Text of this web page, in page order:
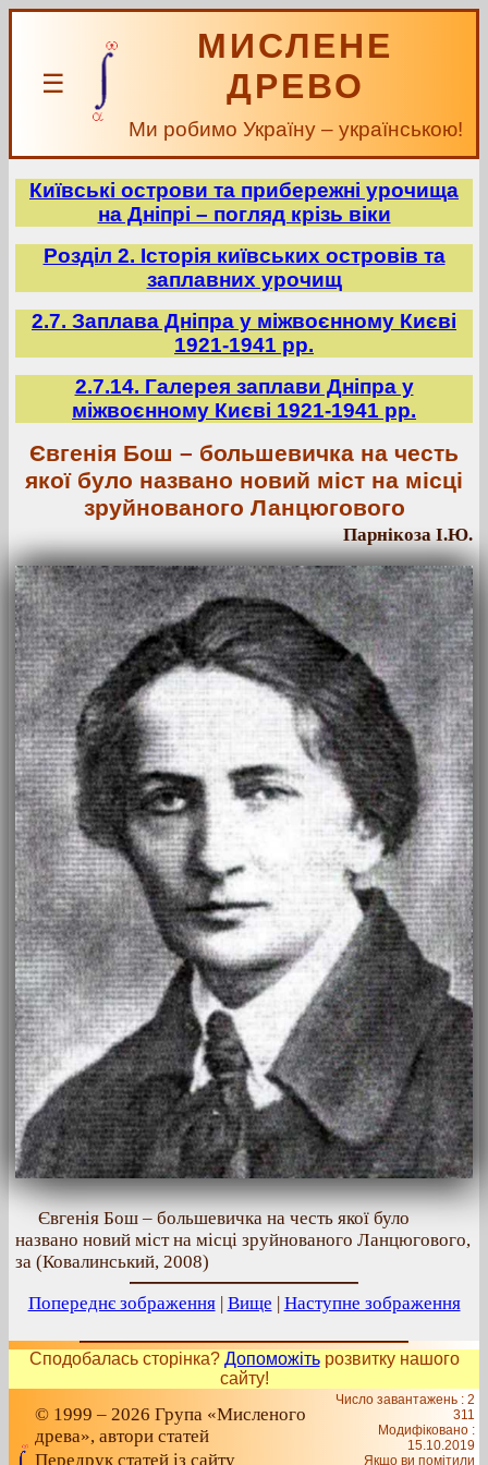
☰
МИСЛЕНЕ
ДРЕВО
Ми робимо Україну – українською!
Київські острови та прибережні урочища
на Дніпрі – погляд крізь віки
Розділ 2. Історія київських островів та
заплавних урочищ
2.7. Заплава Дніпра у міжвоєнному Києві
1921-1941 рр.
2.7.14. Галерея заплави Дніпра у
міжвоєнному Києві 1921-1941 рр.
Євгенія Бош – большевичка на честь
якої було названо новий міст на місці
зруйнованого Ланцюгового
Парнікоза І.Ю.
Євгенія Бош – большевичка на честь якої було
названо новий міст на місці зруйнованого Ланцюгового,
за (Ковалинський, 2008)
Попереднє зображення| Вище | Наступне зображення
Сподобалась сторінка? Допоможітьрозвитку нашого
сайту!
© 1999 – 2026 Група «Мисленого
древа», автори статей
Передрук статей із сайту
Число завантажень : 2
311
Модифіковано :
15.10.2019
Якщо ви помітили